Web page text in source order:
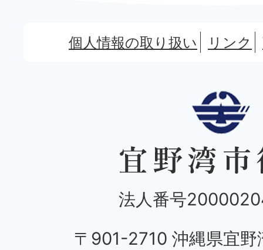
個人情報の取り扱い リンク
法人番号
〒901-2710 沖縄県宜野